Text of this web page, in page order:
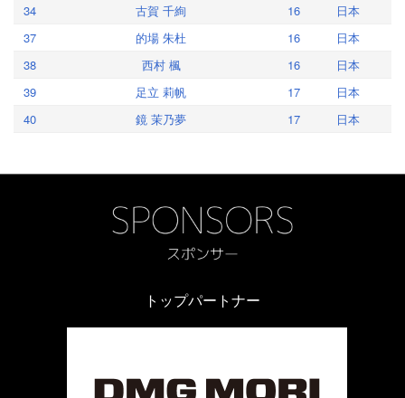
34
古賀 千絢 16
日本
37
的場 朱杜 16
日本
38
西村 楓 16
日本
39
足立 莉帆 17
日本
40
鏡 茉乃夢 17 日本
トップパートナー